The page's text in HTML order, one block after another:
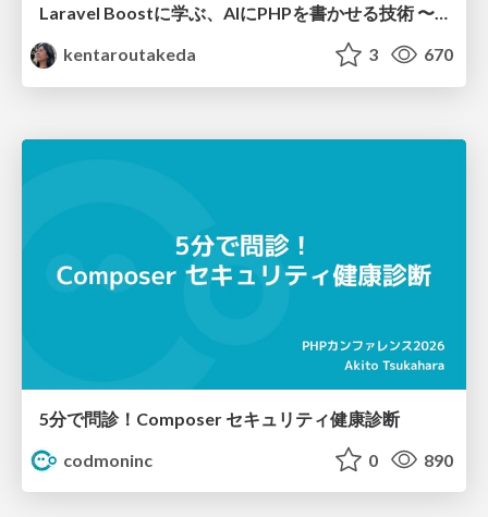
Laravel Boostに学ぶ、AIにPHPを書かせる技術 〜OSSの実装から蒸留するエージェント制御の王道〜
kentaroutakeda
3 670
5分で問診！Composer セキュリティ健康診断
codmoninc
0 890